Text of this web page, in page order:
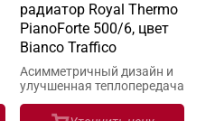
радиатор Royal Thermo
PianoForte 500/6, цвет
Bianco Traffico
Асимметричный дизайн и
улучшенная теплопередача